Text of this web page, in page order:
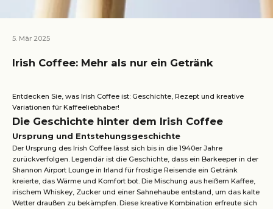
5. Mär 2025
Irish Coffee: Mehr als nur ein Getränk
Entdecken Sie, was Irish Coffee ist: Geschichte, Rezept und kreative
Variationen für Kaffeeliebhaber!
Die Geschichte hinter dem Irish Coffee
Ursprung und Entstehungsgeschichte
Der Ursprung des Irish Coffee lässt sich bis in die 1940er Jahre
zurückverfolgen. Legendär ist die Geschichte, dass ein Barkeeper in der
Shannon Airport Lounge in Irland für frostige Reisende ein Getränk
kreierte, das Wärme und Komfort bot. Die Mischung aus heißem Kaffee,
irischem Whiskey, Zucker und einer Sahnehaube entstand, um das kalte
Wetter draußen zu bekämpfen. Diese kreative Kombination erfreute sich